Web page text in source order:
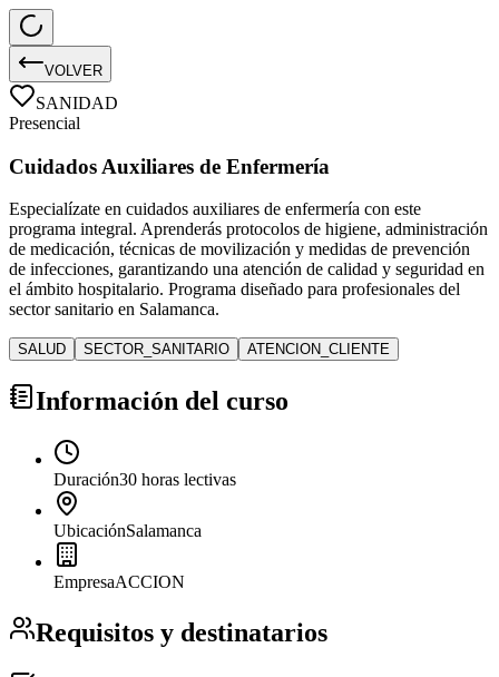
VOLVER
SANIDAD
Presencial
Cuidados Auxiliares de Enfermería
Especialízate en cuidados auxiliares de enfermería con este
programa integral. Aprenderás protocolos de higiene, administración
de medicación, técnicas de movilización y medidas de prevención
de infecciones, garantizando una atención de calidad y seguridad en
el ámbito hospitalario. Programa diseñado para profesionales del
sector sanitario en Salamanca.
SALUD SECTOR_SANITARIO ATENCION_CLIENTE
Información del curso
Duración30 horas lectivas
UbicaciónSalamanca
EmpresaACCION
Requisitos y destinatarios